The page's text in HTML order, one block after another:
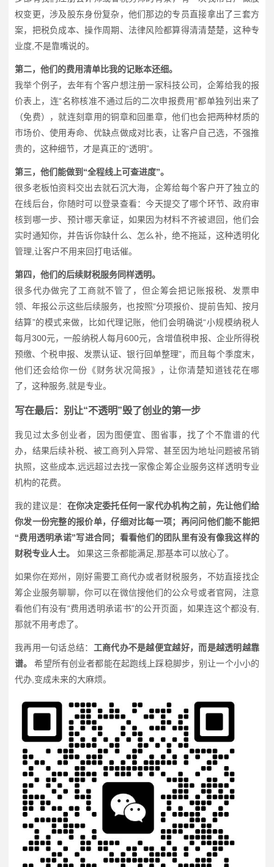
权变更，涉及股东身份复杂，他们那边的专员直接拿出了三套方
案，把税负成本、操作周期、法律风险都算得清清楚楚，这种专
业度,不是靠嘴说的。
第二，他们的费用清单比我的记账本还细。
我举个例子，去年有个客户想注册一家科技公司，企筹给我的报
价表上，连“名称核准不通过后的二次申报费用”都单独列出来了
（免费），就连刻章用的铜章和回墨章，他们也会把两种材质的
市场价、使用寿命、优缺点做成对比表，让客户自己选，不强推
贵的，这种细节，才是真正的“透明”。
第三，他们能做到“全程线上可查进度”。
很多老板怕资料交出去就石沉大海，企筹给每个客户开了独立的
在线后台，你随时可以登录查看：今天提交了哪个环节、政府审
核到哪一步、预计哪天拿证，如果因为材料不齐被退回，他们会
实时通知你，并告诉你缺什么、怎么补，绝不拖延，这种透明化
管理,让客户不用来回打电话催。
第四，他们的后续财税服务同样透明。
很多代办做完了工商就不管了，但企筹会把记账报税、发票申
领、年报公示这些后续服务，也按照“分项报价、提前告知、按月
结算”的模式来做，比如代理记账，他们会明确说“小规模纳税人
每月300元，一般纳税人每月600元，含增值税申报、企业所得税
预缴、个税申报、发票认证、银行回单整理”，而且每个季度末，
他们还会给你一份《财务状况简报》，让你清楚知道钱花在哪
了，这种服务,就是专业。
写在最后：别让“不透明”毁了创业的第一步
我见过太多创业者，因为图便宜、图省事，找了个不靠谱的代
办，结果后续补税、被工商列入异常、甚至因为地址问题被吊销
执照，这些成本,远远超过去找一家像企筹企业服务这样透明专业
机构的花费。
我的建议是： 在你决定委托任何一家代办机构之前，先让他们给
你发一份完整的报价单，仔细对比每一项；再问问他们能不能把
“费用透明承诺”写进合同；看看他们的团队里有没有像我这样的
财税专业人士。
如果这三条都能满足,那基本可以放心了。
如果你在郑州，刚好需要工商代办或者财税服务，不妨直接找企
筹企业服务聊聊，你可以在微信搜他们的公众号或者官网，注意
看他们有没有“费用透明承诺书”的公开页面，如果连这个都没有,
那就不用考虑了。
我再用一句话总结： 工商代办不是越便宜越好，而是越透明越靠
谱。
希望所有创业者都能在起跑线上踩稳脚步，别让一个小小的
代办,变成未来的大麻烦。